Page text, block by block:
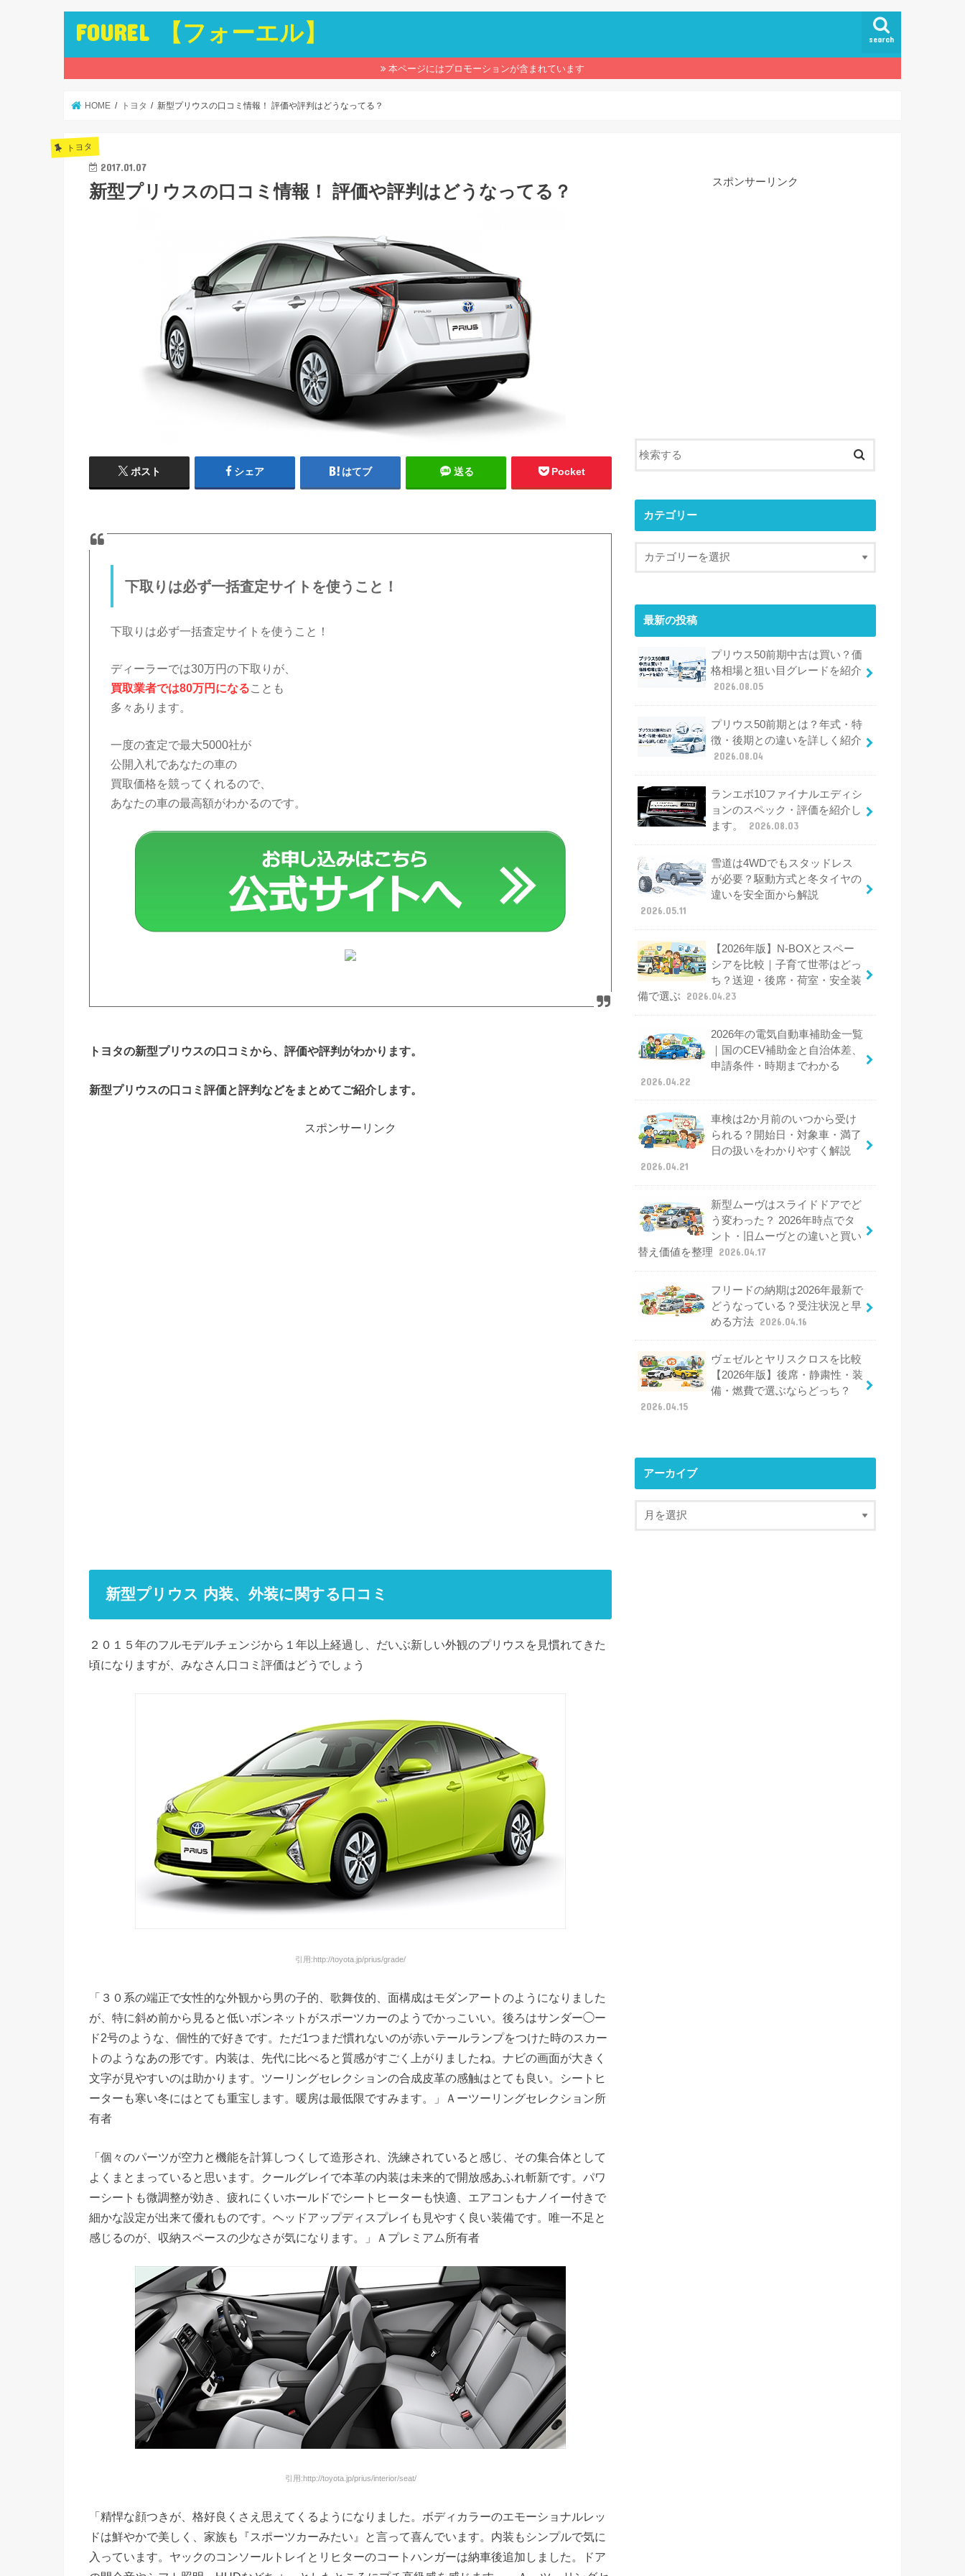
FOUREL 【フォーエル】 search
本ページにはプロモーションが含まれています
HOME トヨタ 新型プリウスの口コミ情報！ 評価や評判はどうなってる？
トヨタ
2017.01.07
新型プリウスの口コミ情報！ 評価や評判はどうなってる？
ポスト シェア はてブ 送る Pocket
下取りは必ず一括査定サイトを使うこと！
下取りは必ず一括査定サイトを使うこと！
ディーラーでは30万円の下取りが、
買取業者では80万円になることも
多々あります。
一度の査定で最大5000社が
公開入札であなたの車の
買取価格を競ってくれるので、
あなたの車の最高額がわかるのです。
トヨタの新型プリウスの口コミから、評価や評判がわかります。
新型プリウスの口コミ評価と評判などをまとめてご紹介します。
スポンサーリンク
新型プリウス 内装、外装に関する口コミ
２０１５年のフルモデルチェンジから１年以上経過し、だいぶ新しい外観のプリウスを見慣れてきた
頃になりますが、みなさん口コミ評価はどうでしょう
引用:http://toyota.jp/prius/grade/
「３０系の端正で女性的な外観から男の子的、歌舞伎的、面構成はモダンアートのようになりました
が、特に斜め前から見ると低いボンネットがスポーツカーのようでかっこいい。後ろはサンダー◯ー
ド2号のような、個性的で好きです。ただ1つまだ慣れないのが赤いテールランプをつけた時のスカー
トのようなあの形です。内装は、先代に比べると質感がすごく上がりましたね。ナビの画面が大きく
文字が見やすいのは助かります。ツーリングセレクションの合成皮革の感触はとても良い。シートヒ
ーターも寒い冬にはとても重宝します。暖房は最低限ですみます。」Ａーツーリングセレクション所
有者
「個々のパーツが空力と機能を計算しつくして造形され、洗練されていると感じ、その集合体として
よくまとまっていると思います。クールグレイで本革の内装は未来的で開放感あふれ斬新です。パワ
ーシートも微調整が効き、疲れにくいホールドでシートヒーターも快適、エアコンもナノイー付きで
細かな設定が出来て優れものです。ヘッドアップディスプレイも見やすく良い装備です。唯一不足と
感じるのが、収納スペースの少なさが気になります。」Ａプレミアム所有者
引用:http://toyota.jp/prius/interior/seat/
「精悍な顔つきが、格好良くさえ思えてくるようになりました。ボディカラーのエモーショナルレッ
ドは鮮やかで美しく、家族も『スポーツカーみたい』と言って喜んでいます。内装もシンプルで気に
入っています。ヤックのコンソールトレイとリヒターのコートハンガーは納車後追加しました。ドア
スポンサーリンク
カテゴリー
最新の投稿
プリウス50前期中古は買い？価
格相場と狙い目グレードを紹介
2026.08.05
プリウス50前期とは？年式・特
徴・後期との違いを詳しく紹介
2026.08.04
ランエボ10ファイナルエディシ
ョンのスペック・評価を紹介し
ます。
2026.08.03
雪道は4WDでもスタッドレス
が必要？駆動方式と冬タイヤの
違いを安全面から解説
2026.05.11
【2026年版】N-BOXとスペー
シアを比較｜子育て世帯はどっ
ち？送迎・後席・荷室・安全装
備で選ぶ
2026.04.23
2026年の電気自動車補助金一覧
｜国のCEV補助金と自治体差、
申請条件・時期までわかる
2026.04.22
車検は2か月前のいつから受け
られる？開始日・対象車・満了
日の扱いをわかりやすく解説
2026.04.21
新型ムーヴはスライドドアでど
う変わった？ 2026年時点でタ
ント・旧ムーヴとの違いと買い
替え価値を整理
2026.04.17
フリードの納期は2026年最新で
どうなっている？受注状況と早
める方法 2026.04.16
ヴェゼルとヤリスクロスを比較
【2026年版】後席・静粛性・装
備・燃費で選ぶならどっち？
2026.04.15
アーカイブ